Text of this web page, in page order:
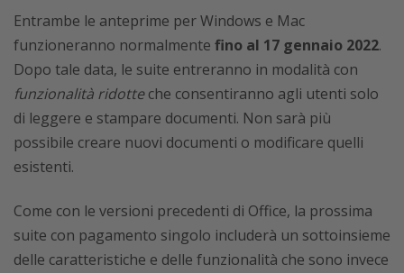
Entrambe le anteprime per Windows e Mac
funzioneranno normalmente fino al 17 gennaio 2022.
Dopo tale data, le suite entreranno in modalità con
funzionalità ridotteche consentiranno agli utenti solo
di leggere e stampare documenti. Non sarà più
possibile creare nuovi documenti o modificare quelli
esistenti.
Come con le versioni precedenti di Office, la prossima
suite con pagamento singolo includerà un sottoinsieme
delle caratteristiche e delle funzionalità che sono invece